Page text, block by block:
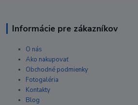
Informácie pre zákazníkov
O nás
Ako nakupovať
Obchodné podmienky
Fotogaléria
Kontakty
Blog